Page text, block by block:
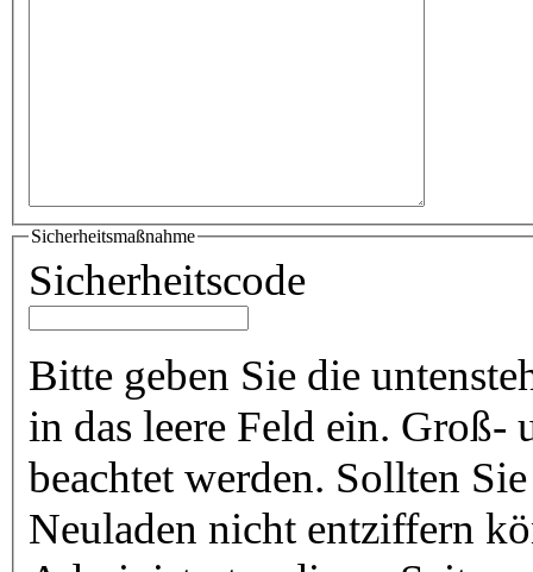
Sicherheitsmaßnahme
Sicherheitscode
Bitte geben Sie die
in das leere Feld ein. Groß-
beachtet werden. Sollten
Neuladen nicht entziffern